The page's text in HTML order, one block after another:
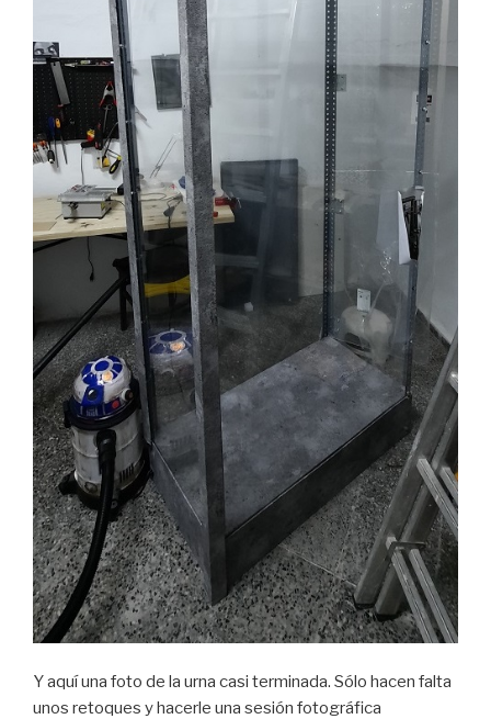
Y aquí una foto de la urna casi terminada. Sólo hacen falta
unos retoques y hacerle una sesión fotográfica